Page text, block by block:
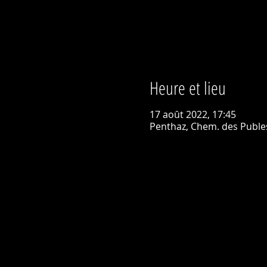
Heure et lieu
17 août 2022, 17:45
Penthaz, Chem. des